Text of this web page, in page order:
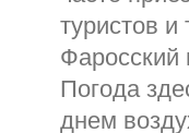
туристов и
Фаросский
Погода
днем